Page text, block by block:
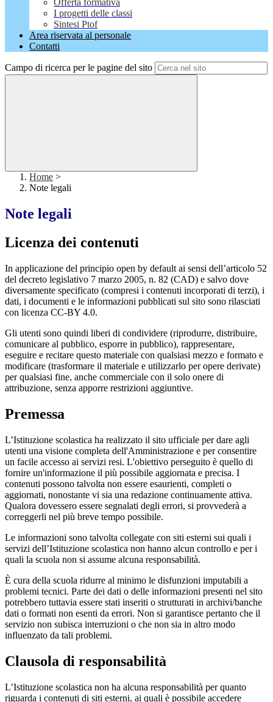
Offerta formativa
I progetti delle classi
Sintesi Ptof
Area riservata al personale
Contatti
Campo di ricerca per le pagine del sito
Home >
Note legali
Note legali
Licenza dei contenuti
In applicazione del principio open by default ai sensi dell’articolo 52
del decreto legislativo 7 marzo 2005, n. 82 (CAD) e salvo dove
diversamente specificato (compresi i contenuti incorporati di terzi), i
dati, i documenti e le informazioni pubblicati sul sito sono rilasciati
con licenza CC-BY 4.0.
Gli utenti sono quindi liberi di condividere (riprodurre, distribuire,
comunicare al pubblico, esporre in pubblico), rappresentare,
eseguire e recitare questo materiale con qualsiasi mezzo e formato e
modificare (trasformare il materiale e utilizzarlo per opere derivate)
per qualsiasi fine, anche commerciale con il solo onere di
attribuzione, senza apporre restrizioni aggiuntive.
Premessa
L’Istituzione scolastica ha realizzato il sito ufficiale per dare agli
utenti una visione completa dell'Amministrazione e per consentire
un facile accesso ai servizi resi. L'obiettivo perseguito è quello di
fornire un'informazione il più possibile aggiornata e precisa. I
contenuti possono talvolta non essere esaurienti, completi o
aggiornati, nonostante vi sia una redazione continuamente attiva.
Qualora dovessero essere segnalati degli errori, si provvederà a
correggerli nel più breve tempo possibile.
Le informazioni sono talvolta collegate con siti esterni sui quali i
servizi dell’Istituzione scolastica non hanno alcun controllo e per i
quali la scuola non si assume alcuna responsabilità.
È cura della scuola ridurre al minimo le disfunzioni imputabili a
problemi tecnici. Parte dei dati o delle informazioni presenti nel sito
potrebbero tuttavia essere stati inseriti o strutturati in archivi/banche
dati o formati non esenti da errori. Non si garantisce pertanto che il
servizio non subisca interruzioni o che non sia in altro modo
influenzato da tali problemi.
Clausola di responsabilità
L’Istituzione scolastica non ha alcuna responsabilità per quanto
riguarda i contenuti di siti esterni, ai quali è possibile accedere